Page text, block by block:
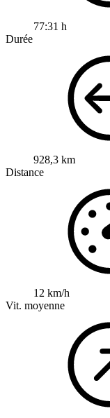
77:31 h
Durée
928,3 km
Distance
12 km/h
Vit. moyenne